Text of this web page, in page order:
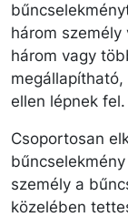
három
három vagy
ellen lépnek fel.
Csoportosan
személy a
közelében